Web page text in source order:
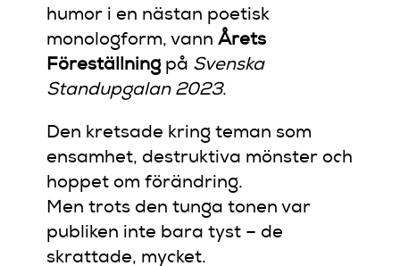
humor i en nästan poetisk
monologform, vannÅrets
Föreställning på Svenska
Standupgalan 2023.
Den kretsade kring teman som
ensamhet, destruktiva mönster och
hoppet om förändring.
Men trots den tunga tonen var
publiken inte bara tyst – de
skrattade, mycket.